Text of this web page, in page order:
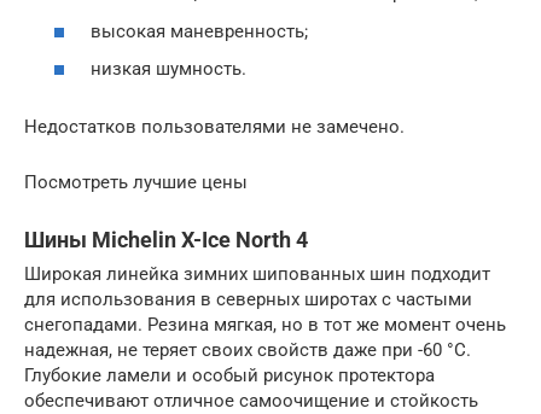
высокая маневренность;
низкая шумность.
Недостатков пользователями не замечено.
Посмотреть лучшие цены
Шины Michelin X-Ice North 4
Широкая линейка зимних шипованных шин подходит
для использования в северных широтах с частыми
снегопадами. Резина мягкая, но в тот же момент очень
надежная, не теряет своих свойств даже при -60 °С.
Глубокие ламели и особый рисунок протектора
обеспечивают отличное самоочищение и стойкость